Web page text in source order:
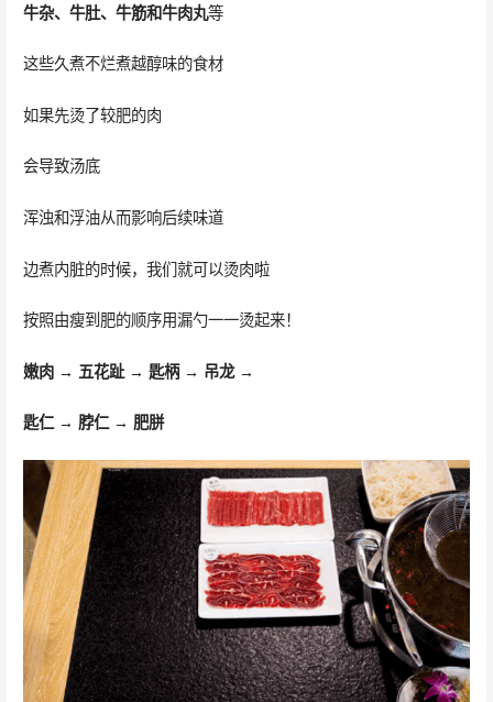
牛杂、牛肚、牛筋和牛肉丸等
这些久煮不烂煮越醇味的食材
如果先烫了较肥的肉
会导致汤底
浑浊和浮油从而影响后续味道
边煮内脏的时候，我们就可以烫肉啦
按照由瘦到肥的顺序用漏勺一一烫起来！
嫩肉 → 五花趾 → 匙柄 → 吊龙 →
匙仁 → 脖仁 → 肥胼